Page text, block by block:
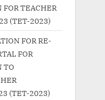
TEACHER
(TET-2023)
FOR RE-
FOR
TO
(TET-2023)